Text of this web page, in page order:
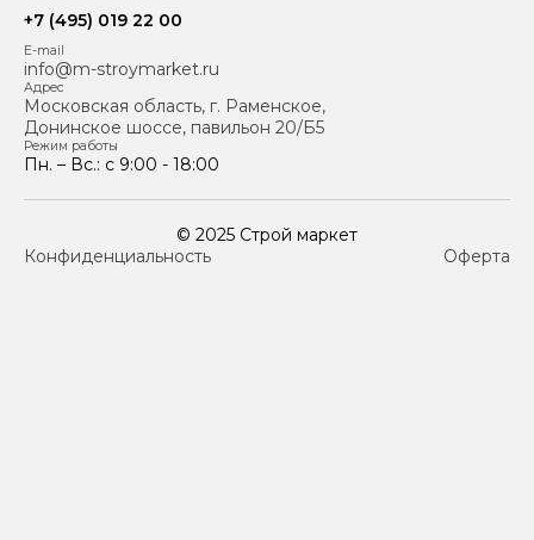
+7 (495) 019 22 00
E-mail
info@m-stroymarket.ru
Адрес
Московская область, г. Раменское,
Донинское шоссе, павильон 20/Б5
Режим работы
Пн. – Вс.: с 9:00 - 18:00
© 2025 Строй маркет
Конфиденциальность
Оферта